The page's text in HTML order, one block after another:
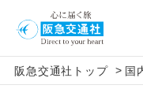
阪急交通社トップ > 国
アイコン
「価格変動型ツア